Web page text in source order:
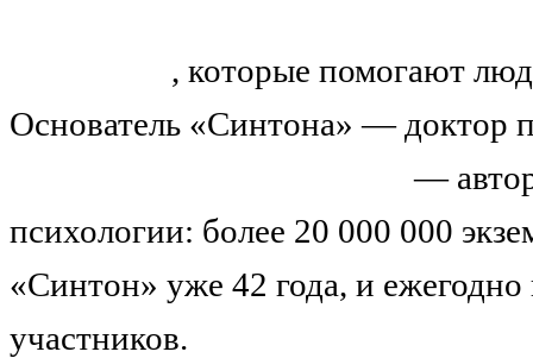
, которые помогают
Основатель «Синтона» — доктор
—
психологии: более 20 000 000
«Синтон» уже 42 года, и
участников.